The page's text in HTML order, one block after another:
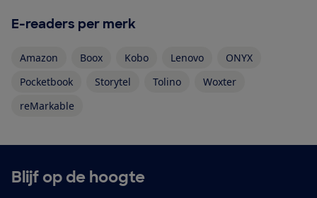
E-readers per merk
Amazon Boox Kobo Lenovo
ONYX
Pocketbook
Storytel Tolino
Woxter
reMarkable
Blijf op de hoogte